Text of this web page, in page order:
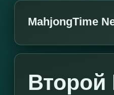
MahjongTime
Второй